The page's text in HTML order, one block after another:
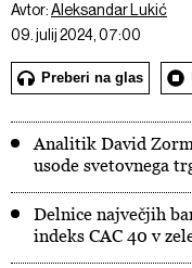
Avtor:Aleksandar Lukić
09. julij 2024, 07:00
Preberi na glas
Analitik David
usode svetovnega
Delnice največjih
indeks CAC 40 v